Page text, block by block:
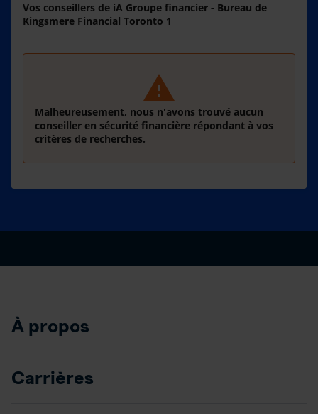
Vos conseillers de iA Groupe financier - Bureau de
Kingsmere Financial Toronto 1
warning
Malheureusement, nous n'avons trouvé aucun
conseiller en sécurité financière répondant à vos
critères de recherches.
À propos
Carrières